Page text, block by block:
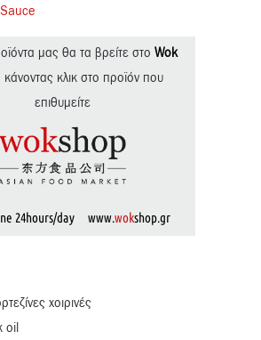
μας θα τα βρείτε στο Wok
κάνοντας κλικ στο προϊόν που
επιθυμείτε
24hours/day www.wokshop.gr
χοιρινές
oil